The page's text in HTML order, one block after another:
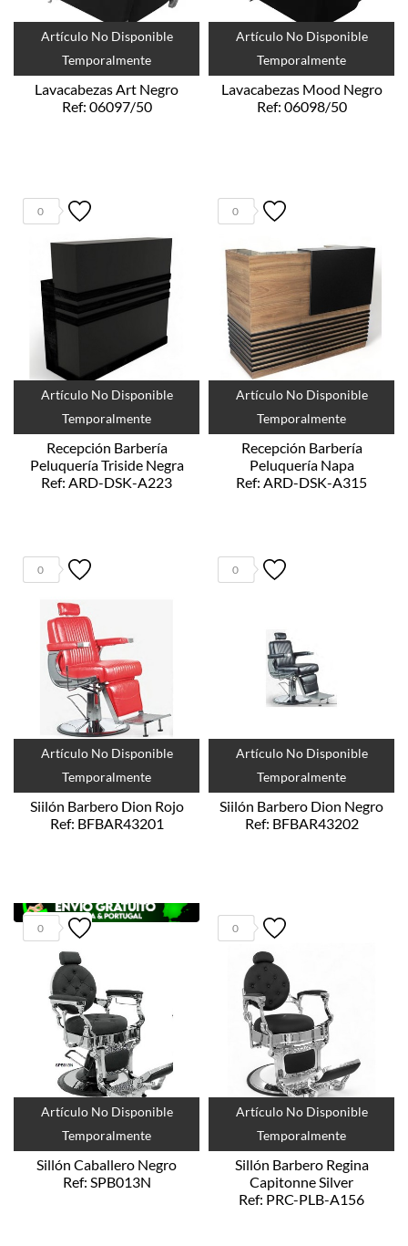
Artículo No Disponible
Temporalmente
Lavacabezas Art Negro
Ref: 06097/50
Artículo No Disponible
Temporalmente
Lavacabezas Mood Negro
Ref: 06098/50
Artículo No Disponible
Temporalmente
0
Recepción Barbería
Peluquería Triside Negra
Ref: ARD-DSK-A223
Artículo No Disponible
Temporalmente
0
Recepción Barbería
Peluquería Napa
Ref: ARD-DSK-A315
Artículo No Disponible
Temporalmente
0
Siilón Barbero Dion Rojo
Ref: BFBAR43201
Artículo No Disponible
Temporalmente
0
Siilón Barbero Dion Negro
Ref: BFBAR43202
Artículo No Disponible
Temporalmente
0
Sillón Caballero Negro
Ref: SPB013N
Artículo No Disponible
Temporalmente
0
Sillón Barbero Regina
Capitonne Silver
Ref: PRC-PLB-A156